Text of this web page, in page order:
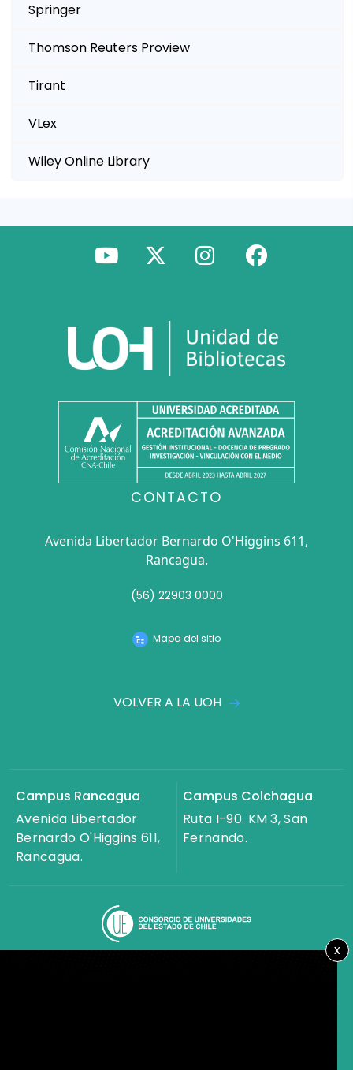
Springer
Thomson Reuters Proview
Tirant
VLex
Wiley Online Library
CONTACTO
Avenida Libertador Bernardo O'Higgins 611,
Rancagua.
(56) 22903 0000
Mapa del sitio
VOLVER A LA UOH
Campus Rancagua
Avenida Libertador
Bernardo O'Higgins 611,
Rancagua.
Campus Colchagua
Ruta I-90. KM 3, San
Fernando.
x